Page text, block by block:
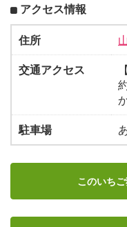
アクセス情報
住所
交通アクセス
駐車場
このいち